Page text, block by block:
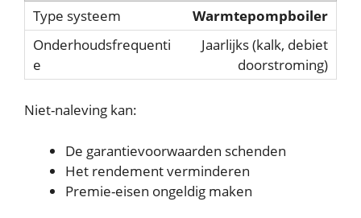
Warmtepompboiler
Jaarlijks (kalk, debiet
doorstroming)
Niet-naleving kan:
De garantievoorwaarden schenden
Het rendement verminderen
Premie-eisen ongeldig maken